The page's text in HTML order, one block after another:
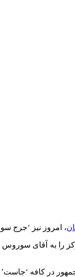
را به آقای